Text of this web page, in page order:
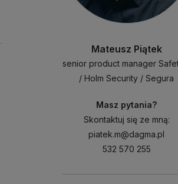
Mateusz Piątek
senior product manager
/ Holm Security / Segura
Masz pytania?
Skontaktuj się ze mną:
piatek.m@dagma.pl
532 570 255